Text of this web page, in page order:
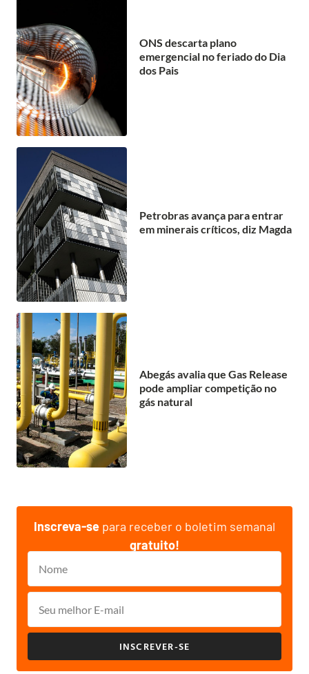
ONS descarta plano
emergencial no feriado do Dia
dos Pais
Petrobras avança para entrar
em minerais críticos, diz Magda
Abegás avalia que Gas Release
pode ampliar competição no
gás natural
Inscreva-se para receber o boletim semanal
gratuito!
INSCREVER-SE